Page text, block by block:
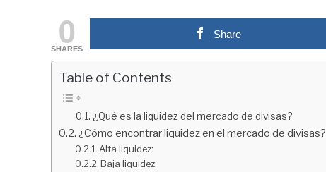
in
Educación
financiera
0
SHARES
Share
Table of Contents
¿Qué es la liquidez del mercado de divisas?
¿Cómo encontrar liquidez en el mercado de divisas?
Alta liquidez:
Baja liquidez: